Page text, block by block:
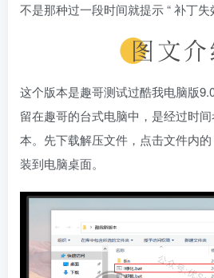
不是那种过一段时间就提示 “ 补丁失
这个版本是趣哥测试过酷我电脑版
留在趣哥的台式电脑中，是经过时
本。先下载解压文件，点击文件内的
装到电脑桌面。